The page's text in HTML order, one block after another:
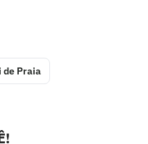
de Praia